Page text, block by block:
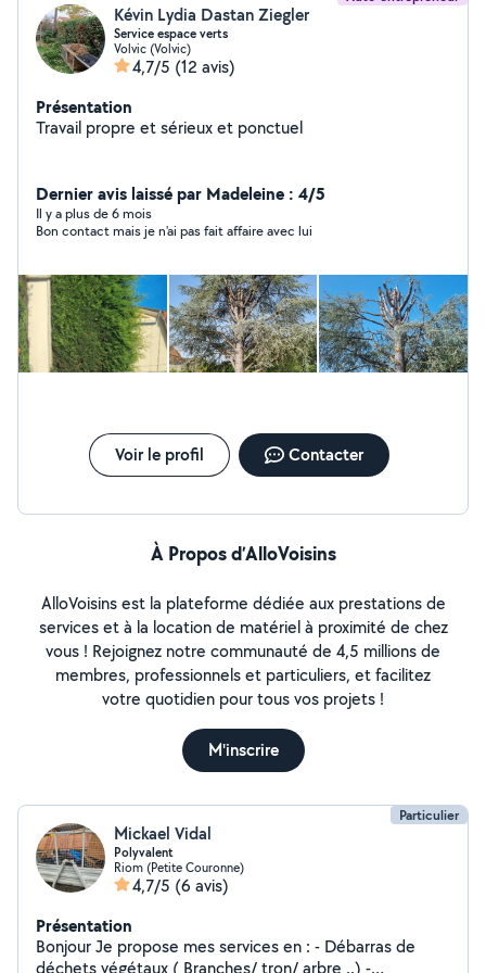
Kévin Lydia Dastan Ziegler
Service espace verts
Volvic (Volvic)
4,7/5 (12 avis)
Présentation
Travail propre et sérieux et ponctuel
Dernier avis laissé par Madeleine : 4/5
Il y a plus de 6 mois
Bon contact mais je n'ai pas fait affaire avec lui
Voir le profil Contacter
À Propos d’AlloVoisins
AlloVoisins est la plateforme dédiée aux prestations de
services et à la location de matériel à proximité de chez
vous ! Rejoignez notre communauté de 4,5 millions de
membres, professionnels et particuliers, et facilitez
votre quotidien pour tous vos projets !
M'inscrire
Particulier
Mickael Vidal
Polyvalent
Riom (Petite Couronne)
4,7/5 (6 avis)
Présentation
Bonjour Je propose mes services en : - Débarras de
déchets végétaux ( Branches/ tron/ arbre ..) -